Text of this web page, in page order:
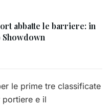
abbatte le barriere: in
le prime tre classificate
e il